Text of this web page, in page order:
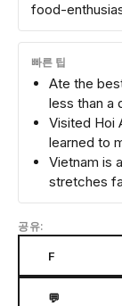
food-
빠른 팁
Ate the
less than a
Visited Hoi
learned to
Vietnam is
stretches
공유:
F
💬